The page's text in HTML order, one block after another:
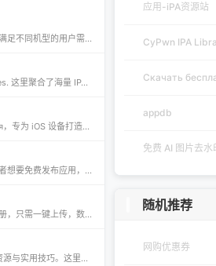
iPA资源一站式下载平台——ipapark.com ipapark.com 专注提供 iPhone、iPad、iPod 软体的 IPA 文件下载服务，覆盖 iOS4 至 iOS16 全系统版本，满足不同机型的用户需求。无论是正版砸壳、开心版软件，还是越狱插件、免费证书，都可在本站快速获取。 核心优势 **全网最全 ip
CyPwn IPA Library——最全的 iOS Sideloading 资源库 The CyPwn IPA Library is the most complete sideloading library available for iOS devices. 这里聚合了海量 IPA 包，覆盖 Jailbreak
Скачать бесплатно игры и приложения для iOS – 轻松获取海量精品 在 iklassika.ru，您可以 Скачать 各类 бесплатно 的 игры 与 приложения，专为 iOS 设备打造。平台汇聚最新、最热的移动资源，让用户无需繁琐搜索，一键下载，畅享无
appdb — 独立可信的 iOS / iPadOS / macOS 应用市场 appdb 是目前最大的 独立 marketplace，专注于 iOS、iPadOS 与 macOS 生态。无论是开发者想要免费发布应用，还是普通用户想要安全、私密地下载安装自己需要的 app，都可以在这里轻松实现。 核心优势 免费发布：开
免费 AI 图片去水印神器——AirMore AI 想要快速、免费地删除图片中的文字、logo或水印？AirMore AI 提供的免费在线图片去水印工具，无需登录注册，只需一键上传，数秒即可生成高清无水印图片。 核心优势 免费且无需注册，使用门槛为零。 AI 自动识别并清理图片中的水印、文字或徽标。 一键轻松去除水印，
钟意助手‑JoiHouse钟意小屋：果粉的专属 iOS 探索平台 钟意Apple助手（JoiHouse钟意小屋）致力于为 iPhone、iPad 用户提供最新、最全的 iOS 资源与实用技巧。这里汇聚了巨魔商店TrollStore、系统定制、越狱JailBreak等热门内容，让每一位果粉都能轻松玩转 iOS 的无限可能
应用-iPA资源站
CyPwn IPA
Скачать
appdb
免费 AI 图片去
随机推荐
网购优惠券